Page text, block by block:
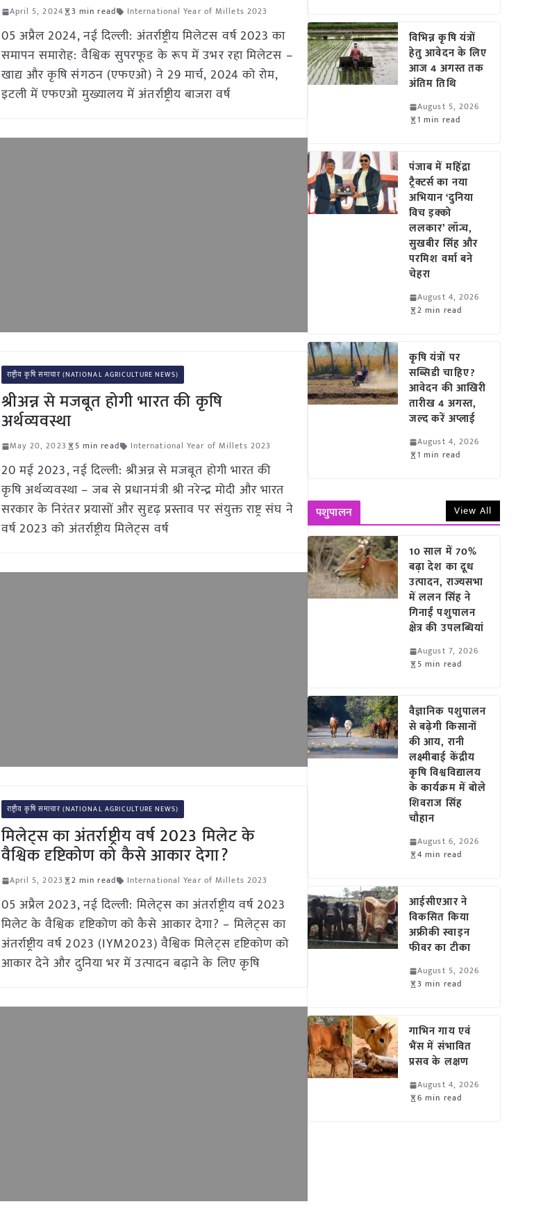
April 5, 2024 3 min read International Year of Millets 2023
05 अप्रैल 2024, नई दिल्ली: अंतर्राष्ट्रीय मिलेटस वर्ष 2023 का
समापन समारोह: वैश्विक सुपरफूड के रूप में उभर रहा मिलेटस –
खाद्य और कृषि संगठन (एफएओ) ने 29 मार्च, 2024 को रोम,
इटली में एफएओ मुख्यालय में अंतर्राष्ट्रीय बाजरा वर्ष
राष्ट्रीय कृषि समाचार (NATIONAL AGRICULTURE NEWS)
श्रीअन्न से मजबूत होगी भारत की कृषि
अर्थव्यवस्था
May 20, 2023 5 min read International Year of Millets 2023
20 मई 2023, नई दिल्ली: श्रीअन्न से मजबूत होगी भारत की
कृषि अर्थव्यवस्था – जब से प्रधानमंत्री श्री नरेन्द्र मोदी और भारत
सरकार के निरंतर प्रयासों और सुदृढ़ प्रस्ताव पर संयुक्त राष्ट्र संघ ने
वर्ष 2023 को अंतर्राष्ट्रीय मिलेट्स वर्ष
राष्ट्रीय कृषि समाचार (NATIONAL AGRICULTURE NEWS)
मिलेट्स का अंतर्राष्ट्रीय वर्ष 2023 मिलेट के
वैश्विक दृष्टिकोण को कैसे आकार देगा?
April 5, 2023 2 min read International Year of Millets 2023
05 अप्रैल 2023, नई दिल्ली: मिलेट्स का अंतर्राष्ट्रीय वर्ष 2023
मिलेट के वैश्विक दृष्टिकोण को कैसे आकार देगा? – मिलेट्स का
अंतर्राष्ट्रीय वर्ष 2023 (IYM2023) वैश्विक मिलेट्स दृष्टिकोण को
आकार देने और दुनिया भर में उत्पादन बढ़ाने के लिए कृषि
विभिन्न कृषि यंत्रों
हेतु आवेदन के लिए
आज 4 अगस्त तक
अंतिम तिथि
August 5, 2026
1 min read
पंजाब में महिंद्रा
ट्रैक्टर्स का नया
अभियान ‘दुनिया
विच इक्को
ललकार’ लॉन्च,
सुखबीर सिंह और
परमिश वर्मा बने
चेहरा
August 4, 2026
2 min read
कृषि यंत्रों पर
सब्सिडी चाहिए?
आवेदन की आखिरी
तारीख 4 अगस्त,
जल्द करें अप्लाई
August 4, 2026
1 min read
पशुपालन View All
10 साल में 70%
बढ़ा देश का दूध
उत्पादन, राज्यसभा
में ललन सिंह ने
गिनाईं पशुपालन
क्षेत्र की उपलब्धियां
August 7, 2026
5 min read
वैज्ञानिक पशुपालन
से बढ़ेगी किसानों
की आय, रानी
लक्ष्मीबाई केंद्रीय
कृषि विश्वविद्यालय
के कार्यक्रम में बोले
शिवराज सिंह
चौहान
August 6, 2026
4 min read
आईसीएआर ने
विकसित किया
अफ्रीकी स्वाइन
फीवर का टीका
August 5, 2026
3 min read
गाभिन गाय एवं
भैंस में संभावित
प्रसव के लक्षण
August 4, 2026
6 min read